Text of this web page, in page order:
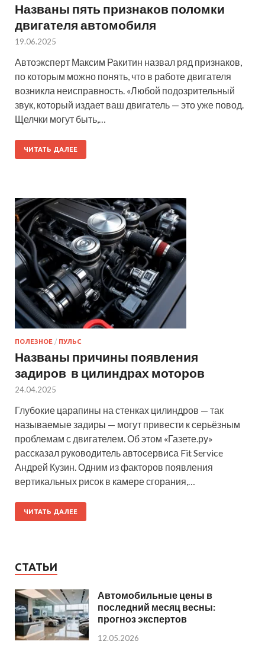
Названы пять признаков поломки
двигателя автомобиля
19.06.2025
Автоэксперт Максим Ракитин назвал ряд признаков,
по которым можно понять, что в работе двигателя
возникла неисправность. «Любой подозрительный
звук, который издает ваш двигатель — это уже повод.
Щелчки могут быть,…
ЧИТАТЬ ДАЛЕЕ
ПОЛЕЗНОЕ / ПУЛЬС
Названы причины появления
задиров в цилиндрах моторов
24.04.2025
Глубокие царапины на стенках цилиндров — так
называемые задиры — могут привести к серьёзным
проблемам с двигателем. Об этом «Газете.ру»
рассказал руководитель автосервиса Fit Service
Андрей Кузин. Одним из факторов появления
вертикальных рисок в камере сгорания,…
ЧИТАТЬ ДАЛЕЕ
СТАТЬИ
Автомобильные цены в
последний месяц весны:
прогноз экспертов
12.05.2026